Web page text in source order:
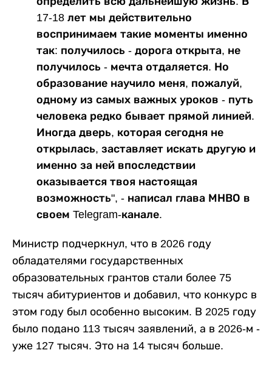
17-18 лет мы действительно
воспринимаем такие моменты именно
так: получилось - дорога открыта, не
получилось - мечта отдаляется. Но
образование научило меня, пожалуй,
одному из самых важных уроков - путь
человека редко бывает прямой линией.
Иногда дверь, которая сегодня не
открылась, заставляет искать другую и
именно за ней впоследствии
оказывается твоя настоящая
возможность", - написал глава МНВО в
своем Telegram-канале.
Министр подчеркнул, что в 2026 году
обладателями государственных
образовательных грантов стали более 75
тысяч абитуриентов и добавил, что конкурс в
этом году был особенно высоким. В 2025 году
было подано 113 тысяч заявлений, а в 2026-м -
уже 127 тысяч. Это на 14 тысяч больше.